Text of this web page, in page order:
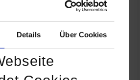
Details Über Cookies
dass das autonome Fahren in der
spielen wird und dass die Mehrheit
für dieses Thema ist. Auch wenn die
Kunden noch nicht zu 100% ausgereift
des Themas eindeutig